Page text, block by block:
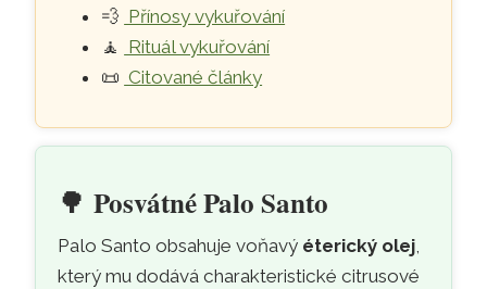
💨 Přínosy vykuřování
🧘 Rituál vykuřování
📜 Citované články
🌳Posvátné Palo Santo
Palo Santo obsahuje voňavý éterický olej,
který mu dodává charakteristické citrusové